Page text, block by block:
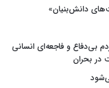
دانش‌بنیان»
بی‌دفاع و فاجعه‌ای انسانی
در بحران